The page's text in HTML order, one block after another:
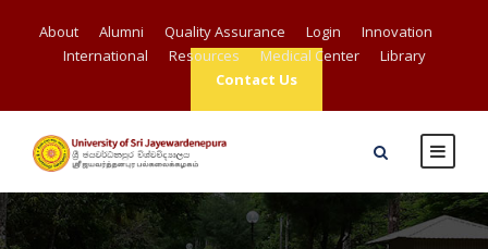
About Alumni Quality Assurance Login
Innovation
International
Resources Medical Center
Library
Contact Us